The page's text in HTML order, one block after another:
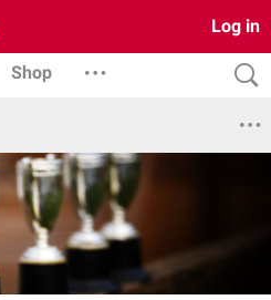
Log in
Shop